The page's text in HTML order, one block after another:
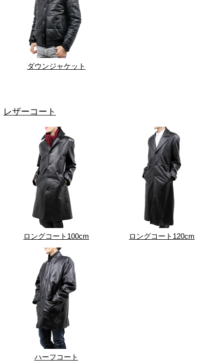
ダウンジャケット
レザーコート
ロングコート100cm ロングコート120cm
ハーフコート